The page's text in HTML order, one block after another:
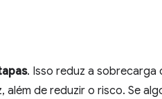
. Isso reduz a sobrecarga
de reduzir o risco. Se